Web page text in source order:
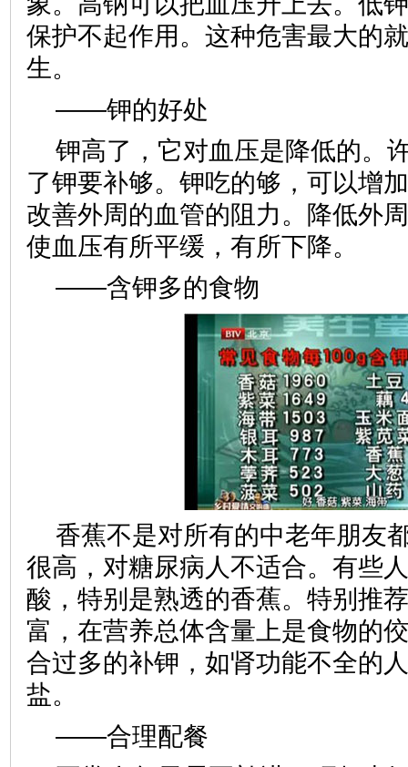
保护不起作用。这种危害最大的
生。
——钾的好处
钾高了，它对血压是降低的。
了钾要补够。钾吃的够，可以增
改善外周的血管的阻力。降低外
使血压有所平缓，有所下降。
——含钾多的食物
香蕉不是对所有的中老年朋友
很高，对糖尿病人不适合。有些
酸，特别是熟透的香蕉。特别推
富，在营养总体含量上是食物的
合过多的补钾，如肾功能不全的
盐。
——合理配餐